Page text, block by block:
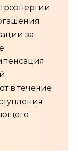
за
в течение